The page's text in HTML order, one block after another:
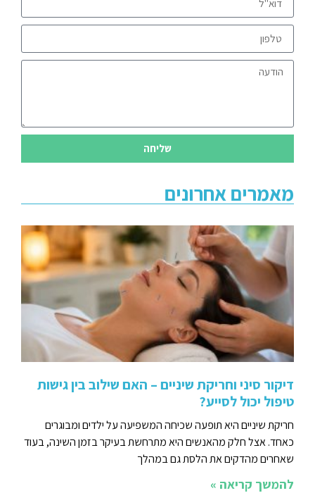
שליחה
מאמרים אחרונים
דיקור סיני וחריקת שיניים – האם שילוב בין גישות
טיפול יכול לסייע?
חריקת שיניים היא תופעה שכיחה המשפיעה על ילדים ומבוגרים
כאחד. אצל חלק מהאנשים היא מתרחשת בעיקר בזמן השינה, בעוד
שאחרים מהדקים את הלסת גם במהלך
להמשך קריאה »